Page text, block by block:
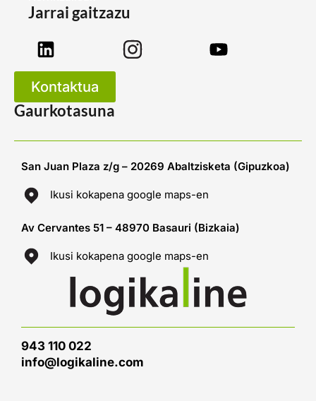
Jarrai gaitzazu
Kontaktua
Gaurkotasuna
San Juan Plaza z/g – 20269 Abaltzisketa (Gipuzkoa)
Ikusi kokapena google maps-en
Av Cervantes 51 – 48970 Basauri (Bizkaia)
Ikusi kokapena google maps-en
943 110 022
info@logikaline.com